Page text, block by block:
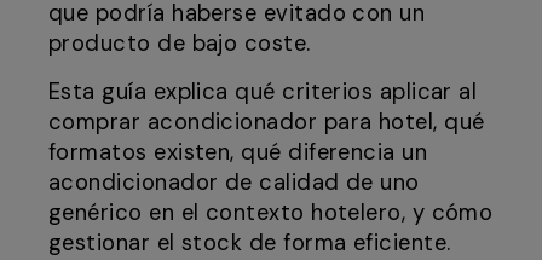
que podría haberse evitado con un
producto de bajo coste.
Esta guía explica qué criterios aplicar al
comprar acondicionador para hotel, qué
formatos existen, qué diferencia un
acondicionador de calidad de uno
genérico en el contexto hotelero, y cómo
gestionar el stock de forma eficiente.